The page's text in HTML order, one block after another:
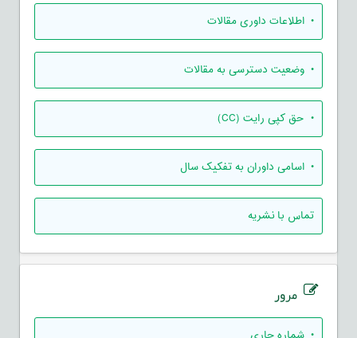
• اطلاعات داوری مقالات
• وضعیت دسترسی به مقالات
• حق کپی رایت (CC)
• اسامی داوران به تفکیک سال
تماس با نشریه
مرور